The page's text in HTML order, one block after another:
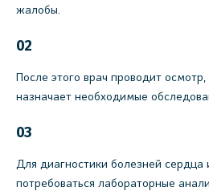
жалобы.
02
После этого врач проводит
назначает необходимые
03
Для диагностики болезней сердца
потребоваться лабораторные